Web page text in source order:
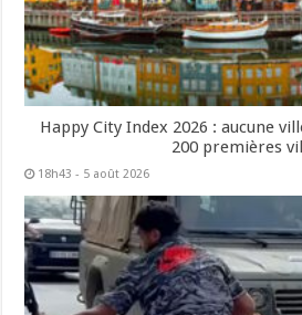
Happy City Index 2026 : aucune
200 premières
18h43 - 5 août 2026